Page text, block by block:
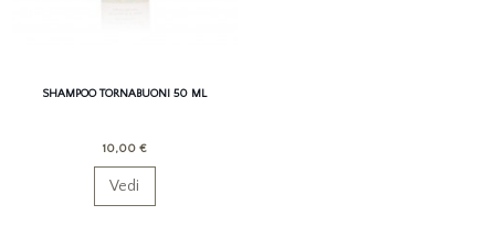
SHAMPOO TORNABUONI 50 ML
10,00 €
Vedi